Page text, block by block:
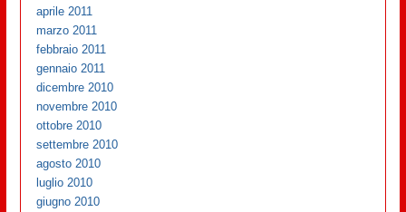
aprile 2011
marzo 2011
febbraio 2011
gennaio 2011
dicembre 2010
novembre 2010
ottobre 2010
settembre 2010
agosto 2010
luglio 2010
giugno 2010